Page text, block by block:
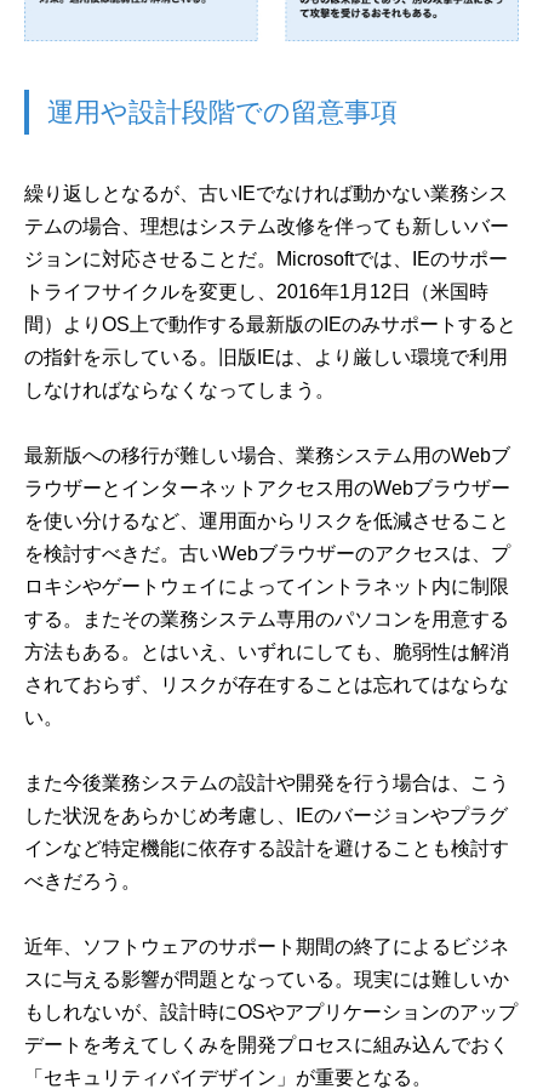
運用や設計段階での留意事項
繰り返しとなるが、古いIEでなければ動かない業務シス
テムの場合、理想はシステム改修を伴っても新しいバー
ジョンに対応させることだ。Microsoftでは、IEのサポー
トライフサイクルを変更し、2016年1月12日（米国時
間）よりOS上で動作する最新版のIEのみサポートすると
の指針を示している。旧版IEは、より厳しい環境で利用
しなければならなくなってしまう。
最新版への移行が難しい場合、業務システム用のWebブ
ラウザーとインターネットアクセス用のWebブラウザー
を使い分けるなど、運用面からリスクを低減させること
を検討すべきだ。古いWebブラウザーのアクセスは、プ
ロキシやゲートウェイによってイントラネット内に制限
する。またその業務システム専用のパソコンを用意する
方法もある。とはいえ、いずれにしても、脆弱性は解消
されておらず、リスクが存在することは忘れてはならな
い。
また今後業務システムの設計や開発を行う場合は、こう
した状況をあらかじめ考慮し、IEのバージョンやプラグ
インなど特定機能に依存する設計を避けることも検討す
べきだろう。
近年、ソフトウェアのサポート期間の終了によるビジネ
スに与える影響が問題となっている。現実には難しいか
もしれないが、設計時にOSやアプリケーションのアップ
デートを考えてしくみを開発プロセスに組み込んでおく
「セキュリティバイデザイン」が重要となる。